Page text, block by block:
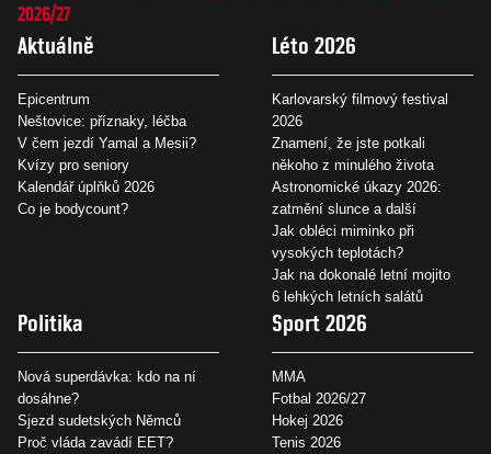
2026/27
Aktuálně
Epicentrum
Neštovice: příznaky, léčba
V čem jezdí Yamal a Mesii?
Kvízy pro seniory
Kalendář úplňků 2026
Co je bodycount?
Léto 2026
Karlovarský filmový festival
2026
Znamení, že jste potkali
někoho z minulého života
Astronomické úkazy 2026:
zatmění slunce a další
Jak obléci miminko při
vysokých teplotách?
Jak na dokonalé letní mojito
6 lehkých letních salátů
Politika
Nová superdávka: kdo na ní
dosáhne?
Sjezd sudetských Němců
Proč vláda zavádí EET?
Sport 2026
MMA
Fotbal 2026/27
Hokej 2026
Tenis 2026